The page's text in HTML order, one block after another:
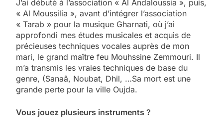
J’ai débuté à l’association « Al Andaloussia », puis,
« Al Moussilia », avant d’intégrer l’association
« Tarab » pour la musique Gharnati, où j’ai
approfondi mes études musicales et acquis de
précieuses techniques vocales auprès de mon
mari, le grand maître feu Mouhssine Zemmouri. Il
m’a transmis les vraies techniques de base du
genre, (Sanaâ, Noubat, Dhil, …Sa mort est une
grande perte pour la ville Oujda.
Vous jouez plusieurs instruments ?